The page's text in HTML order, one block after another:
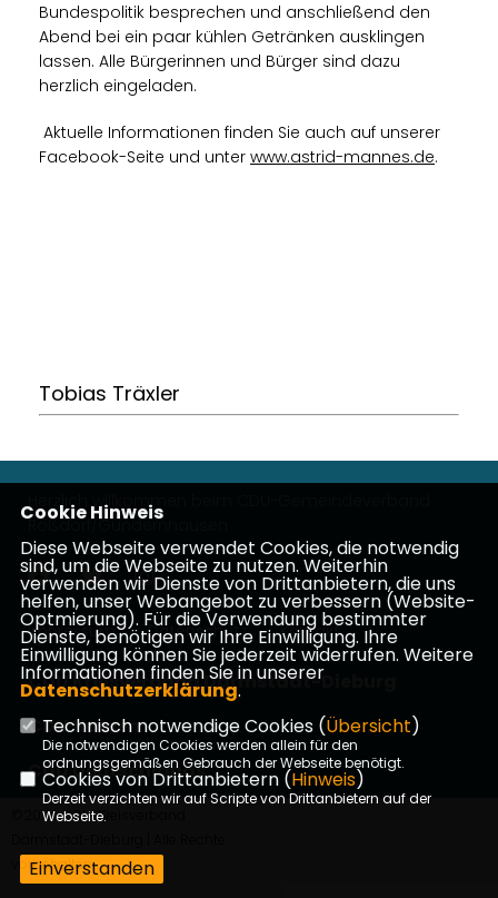
Bundespolitik besprechen und anschließend den
Abend bei ein paar kühlen Getränken ausklingen
lassen. Alle Bürgerinnen und Bürger sind dazu
herzlich eingeladen.
Aktuelle Informationen finden Sie auch auf unserer
Facebook-Seite und unter www.astrid-mannes.de.
Tobias Träxler
Herzlich willkommen beim CDU-Gemeindeverband
Roßdorf/Gundernhausen
Impressum Datenschutz Kontakt
CDU Kreisverband Darmstadt-Dieburg
CDU Hessen
CDU Deutschlands
©2026 CDU-Kreisverband
vorbehalten.
Cookie Hinweis
Diese Webseite verwendet Cookies, die notwendig
sind, um die Webseite zu nutzen. Weiterhin
verwenden wir Dienste von Drittanbietern, die uns
helfen, unser Webangebot zu verbessern (Website-
Optmierung). Für die Verwendung bestimmter
Dienste, benötigen wir Ihre Einwilligung. Ihre
Einwilligung können Sie jederzeit widerrufen. Weitere
Informationen finden Sie in unserer
Datenschutzerklärung.
Technisch notwendige Cookies (Übersicht)
Die notwendigen Cookies werden allein für den
ordnungsgemäßen Gebrauch der Webseite benötigt.
Cookies von Drittanbietern (Hinweis)
Derzeit verzichten wir auf Scripte von Drittanbietern auf der
Webseite.
Einverstanden